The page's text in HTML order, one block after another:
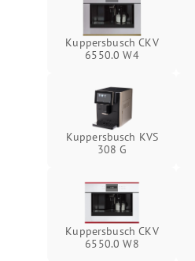
Kuppersbusch CKV
6550.0 W4
Kuppersbusch KVS
308 G
Kuppersbusch CKV
6550.0 W8